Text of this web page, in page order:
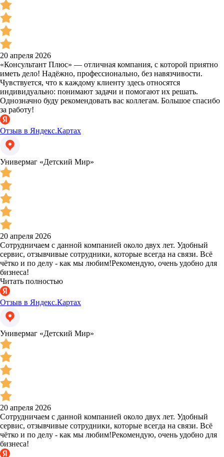
20 апреля 2026
«Консультант Плюс» — отличная компания, с которой приятно
иметь дело! Надёжно, профессионально, без навязчивости.
Чувствуется, что к каждому клиенту здесь относятся
индивидуально: понимают задачи и помогают их решать.
Однозначно буду рекомендовать вас коллегам. Большое спасибо
за работу!
Отзыв в Яндекс.Картах
Универмаг «Детский Мир»
20 апреля 2026
Сотрудничаем с данной компанией около двух лет. Удобный
сервис, отзывчивые сотрудники, которые всегда на связи. Всё
чётко и по делу - как мы любим!Рекомендую, очень удобно для
бизнеса!
Читать полностью
Отзыв в Яндекс.Картах
Универмаг «Детский Мир»
20 апреля 2026
Сотрудничаем с данной компанией около двух лет. Удобный
сервис, отзывчивые сотрудники, которые всегда на связи. Всё
чётко и по делу - как мы любим!Рекомендую, очень удобно для
бизнеса!